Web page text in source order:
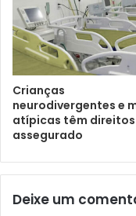
Crianças
neurodivergentes e
atípicas têm direitos
assegurado
Deixe um